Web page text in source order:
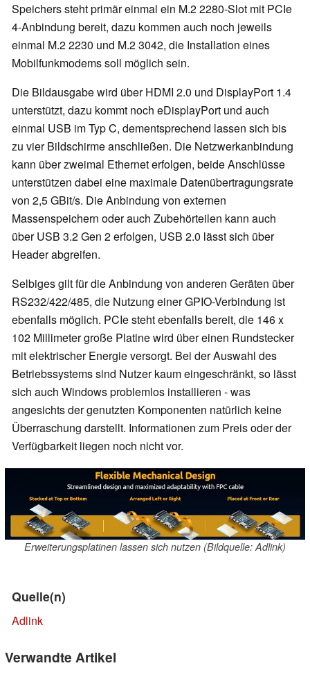
Speichers steht primär einmal ein M.2 2280-Slot mit PCIe
4-Anbindung bereit, dazu kommen auch noch jeweils
einmal M.2 2230 und M.2 3042, die Installation eines
Mobilfunkmodems soll möglich sein.
Die Bildausgabe wird über HDMI 2.0 und DisplayPort 1.4
unterstützt, dazu kommt noch eDisplayPort und auch
einmal USB im Typ C, dementsprechend lassen sich bis
zu vier Bildschirme anschließen. Die Netzwerkanbindung
kann über zweimal Ethernet erfolgen, beide Anschlüsse
unterstützen dabei eine maximale Datenübertragungsrate
von 2,5 GBit/s. Die Anbindung von externen
Massenspeichern oder auch Zubehörteilen kann auch
über USB 3.2 Gen 2 erfolgen, USB 2.0 lässt sich über
Header abgreifen.
Selbiges gilt für die Anbindung von anderen Geräten über
RS232/422/485, die Nutzung einer GPIO-Verbindung ist
ebenfalls möglich. PCIe steht ebenfalls bereit, die 146 x
102 Millimeter große Platine wird über einen Rundstecker
mit elektrischer Energie versorgt. Bei der Auswahl des
Betriebssystems sind Nutzer kaum eingeschränkt, so lässt
sich auch Windows problemlos installieren - was
angesichts der genutzten Komponenten natürlich keine
Überraschung darstellt. Informationen zum Preis oder der
Verfügbarkeit liegen noch nicht vor.
Erweiterungsplatinen lassen sich nutzen (Bildquelle: Adlink)
Quelle(n)
Adlink
Verwandte Artikel